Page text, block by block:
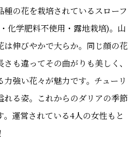
の花を栽培されているスローフ
化学肥料不使用・露地栽培)。山
は伸びやかで大らか。同じ顔の花
も違ってその曲がりも美しく、
強い花々が魅力です。チューリ
れる姿。これからのダリアの季節
。運営されている4人の女性もと